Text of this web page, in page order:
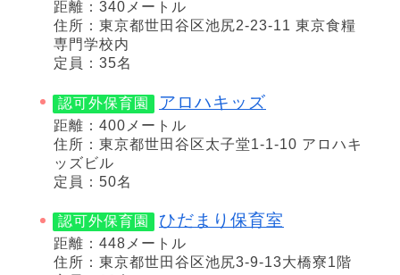
距離：340メートル
住所：東京都世田谷区池尻2-23-11 東京食糧
専門学校内
定員：35名
認可外保育園 アロハキッズ
距離：400メートル
住所：東京都世田谷区太子堂1-1-10 アロハキ
ッズビル
定員：50名
認可外保育園 ひだまり保育室
距離：448メートル
住所：東京都世田谷区池尻3-9-13大橋寮1階